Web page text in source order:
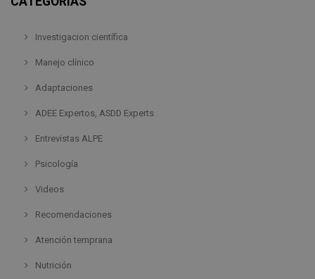
Investigacion científica
Manejo clínico
Adaptaciones
ADEE Expertos, ASDD Experts
Entrevistas ALPE
Psicología
Videos
Recomendaciones
Atención temprana
Nutrición